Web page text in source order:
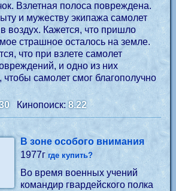
Взлетная полоса повреждена.
и мужеству экипажа самолет
воздух. Кажется, что пришло
страшное осталось на земле.
что при взлете самолет
и одно из них
самолет смог благополучно
Кинопоиск: 8.22
В зоне особого внимания
1977г где купить?
Во время военных учений
командир гвардейского полка